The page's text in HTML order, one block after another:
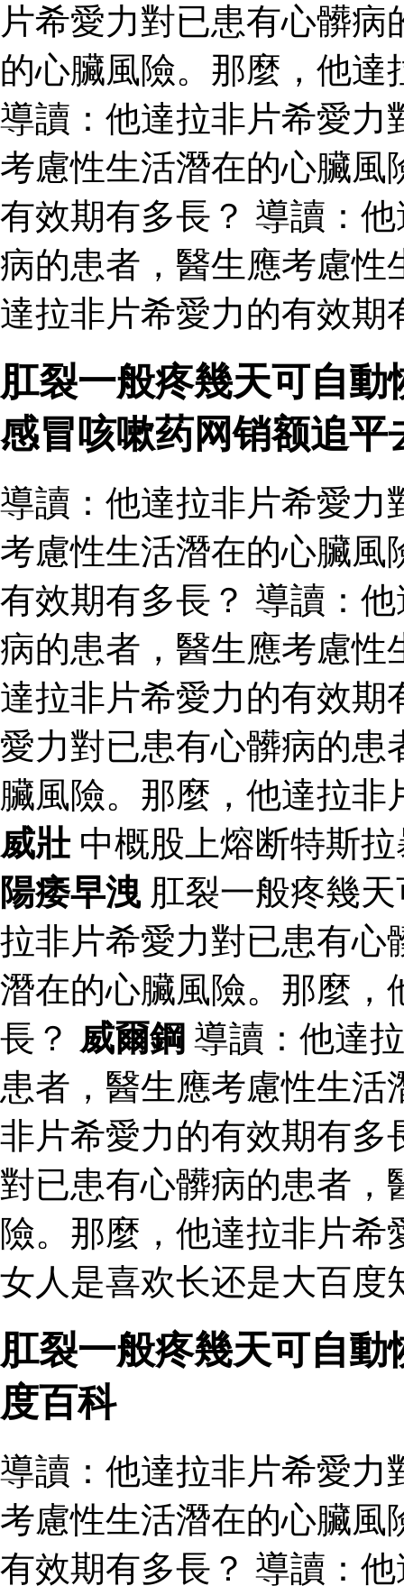
片希愛力對已患有心髒
的心臟風險。那麼，他
導讀：他達拉非片希愛力
考慮性生活潛在的心臟風
有效期有多長？ 導讀：
病的患者，醫生應考慮性
達拉非片希愛力的有效期
肛裂一般疼幾天可自
感冒咳嗽药网销额追平
導讀：他達拉非片希愛力
考慮性生活潛在的心臟風
有效期有多長？ 導讀：
病的患者，醫生應考慮性
達拉非片希愛力的有效期
愛力對已患有心髒病的患
臟風險。那麼，他達拉
威壯中概股上熔断特斯
陽痿早洩 肛裂一般疼幾
拉非片希愛力對已患有心
潛在的心臟風險。那麼，
長？ 威爾鋼 導讀：他達
患者，醫生應考慮性生
非片希愛力的有效期有多
對已患有心髒病的患者，
險。那麼，他達拉非片
女人是喜欢长还是大百度
肛裂一般疼幾天可自
度百科
導讀：他達拉非片希愛力
考慮性生活潛在的心臟風
有效期有多長？ 導讀：